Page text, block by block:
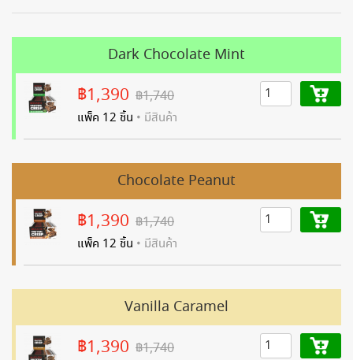
Dark Chocolate Mint
฿1,390 ฿1,740
แพ็ค 12 ชิ้น • มีสินค้า
Chocolate Peanut
฿1,390 ฿1,740
แพ็ค 12 ชิ้น • มีสินค้า
Vanilla Caramel
฿1,390 ฿1,740